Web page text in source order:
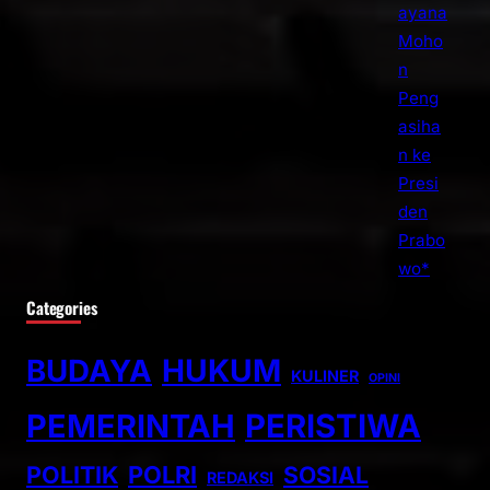
Categories
BUDAYA HUKUM KULINER OPINI
PEMERINTAH PERISTIWA
POLITIK POLRI REDAKSI SOSIAL